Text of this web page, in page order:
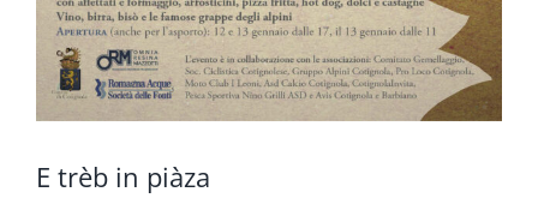
E trèb in piàza